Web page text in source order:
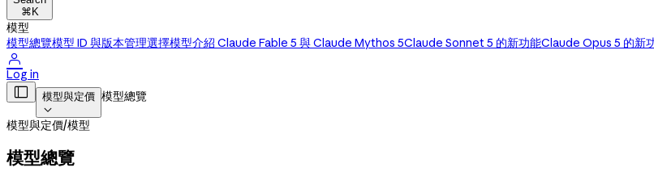
⌘K
模型
模型總覽模型 ID 與版本管理選擇模型介紹 Claude Fable 5 與 Claude Mythos 5Claude Sonnet 5 的新功能Claude Opus 5 的新

Log in
 模型與定價

模型總覽
模型與定價/模型
模型總覽